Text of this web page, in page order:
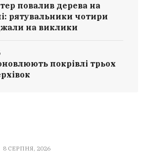
повалив дерева на
рятувальники чотири
на виклики
покрівлі трьох
8 СЕРПНЯ, 2026